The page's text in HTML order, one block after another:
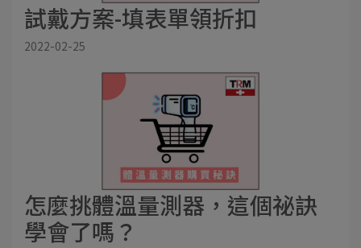
試戴方案-填表單領折扣
2022-02-25
怎麼挑體溫量測器，這個祕訣
學會了嗎？